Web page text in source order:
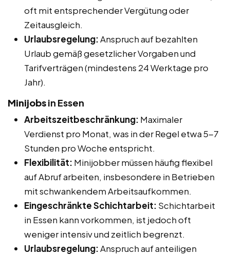
oft mit entsprechender Vergütung oder
Zeitausgleich.
Urlaubsregelung:Anspruch auf bezahlten
Urlaub gemäß gesetzlicher Vorgaben und
Tarifverträgen (mindestens 24 Werktage pro
Jahr).
Minijobsin Essen
Arbeitszeitbeschränkung: Maximaler
Verdienst pro Monat, was in der Regel etwa 5-7
Stunden pro Woche entspricht.
Flexibilität: Minijobber müssen häufig flexibel
auf Abruf arbeiten, insbesondere in Betrieben
mit schwankendem Arbeitsaufkommen.
Eingeschränkte Schichtarbeit: Schichtarbeit
in Essen kann vorkommen, ist jedoch oft
weniger intensiv und zeitlich begrenzt.
Urlaubsregelung:Anspruch auf anteiligen